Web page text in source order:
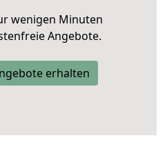
wenigen Minuten
Angebote.
erhalten